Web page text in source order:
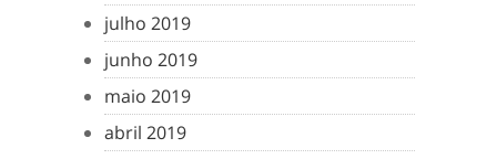
julho 2019
junho 2019
maio 2019
abril 2019